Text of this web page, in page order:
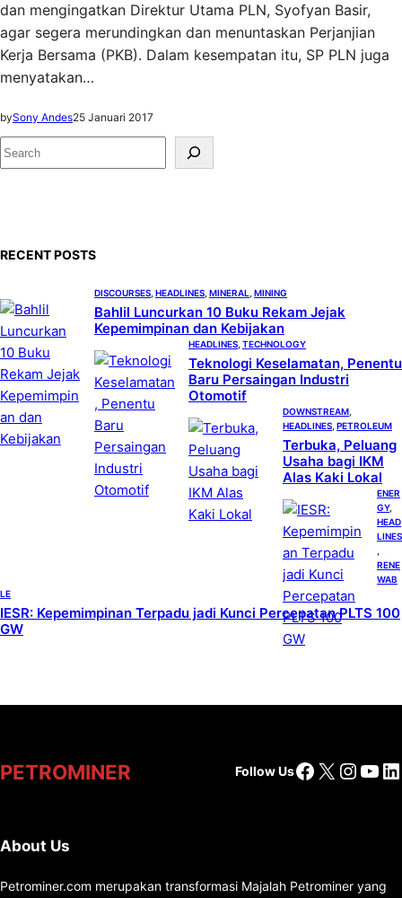
dan mengingatkan Direktur Utama PLN, Syofyan Basir,
agar segera merundingkan dan menuntaskan Perjanjian
Kerja Bersama (PKB). Dalam kesempatan itu, SP PLN juga
menyatakan…
bySony Andes25 Januari 2017
S
e
RECENT POSTS
DISCOURSES HEADLINES MINERAL MINING
Bahlil Luncurkan 10 Buku Rekam Jejak
Kepemimpinan dan Kebijakan
HEADLINES TECHNOLOGY
Teknologi Keselamatan, Penentu
Baru Persaingan Industri
Otomotif
DOWNSTREAM
HEADLINES PETROLEUM
Terbuka, Peluang
Usaha bagi IKM
Alas Kaki Lokal
ENER
GY
HEAD
LINES
RENE
WAB
LE
IESR: Kepemimpinan Terpadu jadi Kunci Percepatan PLTS 100
GW
PETROMINER Follow UsFacebook
X
About Us
Petrominer.com merupakan transformasi Majalah Petrominer yang